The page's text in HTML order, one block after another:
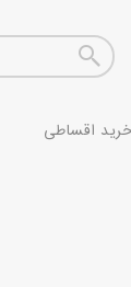
اقساطی